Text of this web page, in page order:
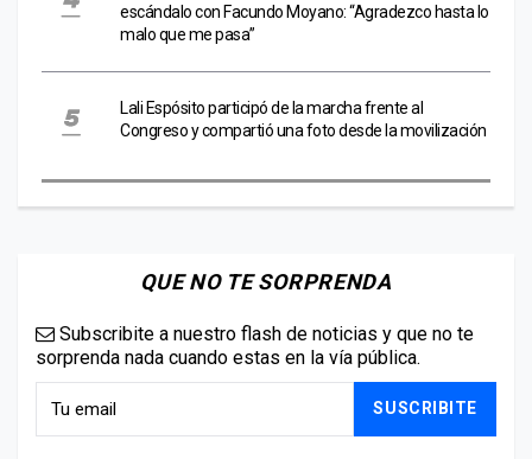
escándalo con Facundo Moyano: “Agradezco hasta lo
malo que me pasa”
Lali Espósito participó de la marcha frente al
Congreso y compartió una foto desde la movilización
QUE NO TE SORPRENDA
Subscribite a nuestro flash de noticias y que no te
sorprenda nada cuando estas en la vía pública.
SUSCRIBITE